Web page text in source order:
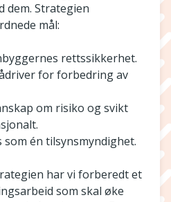
dem. Strategien
mål:
rettssikkerhet.
for forbedring av
om risiko og svikt
som én tilsynsmyndighet.
har vi forberedt et
som skal øke